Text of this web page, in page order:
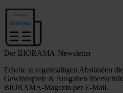
Der BIORAMA-Newsletter
Erhalte in regelmäßigen Abständen
Gewinnspiele & Ausgaben
BIORAMA-Magazin per E-Mail.